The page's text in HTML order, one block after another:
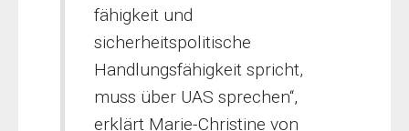
fähigkeit und
sicherheitspolitische
Handlungsfähigkeit spricht,
muss über UAS sprechen“,
erklärt Marie-Christine von